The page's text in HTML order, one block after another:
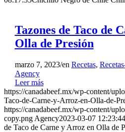
Tazones de Taco de
Olla de Presión
marzo 7, 2023/en Recetas,
Agency
Leer más
https://canadabeef.mx/wp-content/
Taco-de-Carne-y-Arroz-en-Olla-de-
https://canadabeef.mx/wp-content/
copy.png Agency2023-03-07 12:23:44
de Taco de Carne y Arroz en Olla de